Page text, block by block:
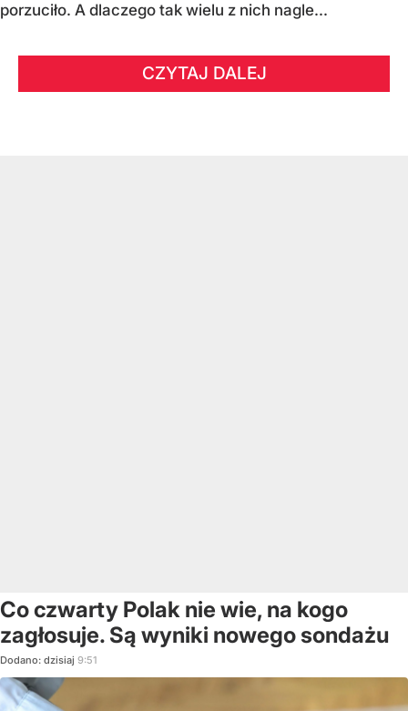
porzuciło. A dlaczego tak wielu z nich nagle...
CZYTAJ DALEJ
Co czwarty Polak nie wie, na kogo
zagłosuje. Są wyniki nowego sondażu
Dodano: dzisiaj 9:51